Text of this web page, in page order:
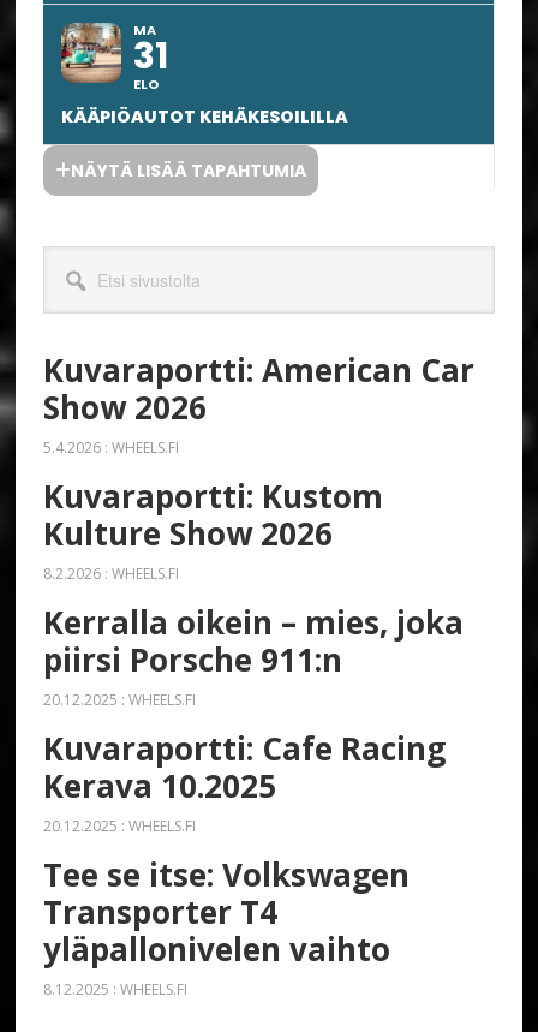
MA
31
ELO
KÄÄPIÖAUTOT KEHÄKESOILILLA
NÄYTÄ LISÄÄ TAPAHTUMIA
sivustolta
Kuvaraportti: American Car
Show 2026
5.4.2026: WHEELS.FI
Kuvaraportti: Kustom
Kulture Show 2026
8.2.2026: WHEELS.FI
Kerralla oikein – mies, joka
piirsi Porsche 911:n
20.12.2025 : WHEELS.FI
Kuvaraportti: Cafe Racing
Kerava 10.2025
20.12.2025 : WHEELS.FI
Tee se itse: Volkswagen
Transporter T4
yläpallonivelen vaihto
8.12.2025 : WHEELS.FI